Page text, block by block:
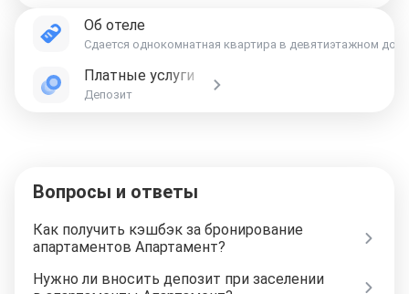
Об отеле
Сдается однокомнатная квартира в девятиэтажном
Платные услуги
Депозит
Вопросы и ответы
Как получить кэшбэк за бронирование
апартаментов Апартамент?
Нужно ли вносить депозит при заселении